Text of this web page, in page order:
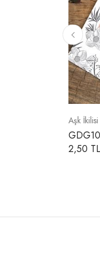
Aşk İkilisi
2,50 TL